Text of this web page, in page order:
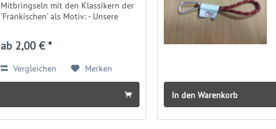
Mitbringseln mit den Klassikern der
'Fränkischen' als Motiv: - Unsere
Schweiz-Museum - Unsere...
ab 2,00 € *
Vergleichen Merken
In den Warenkorb